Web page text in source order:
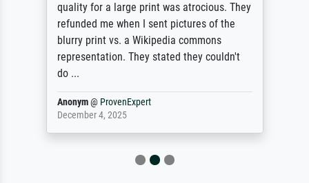
quality for a large print was atrocious. They
refunded me when I sent pictures of the
blurry print vs. a Wikipedia commons
representation. They stated they couldn't
do ...
Anonym@ ProvenExpert
December 4, 2025